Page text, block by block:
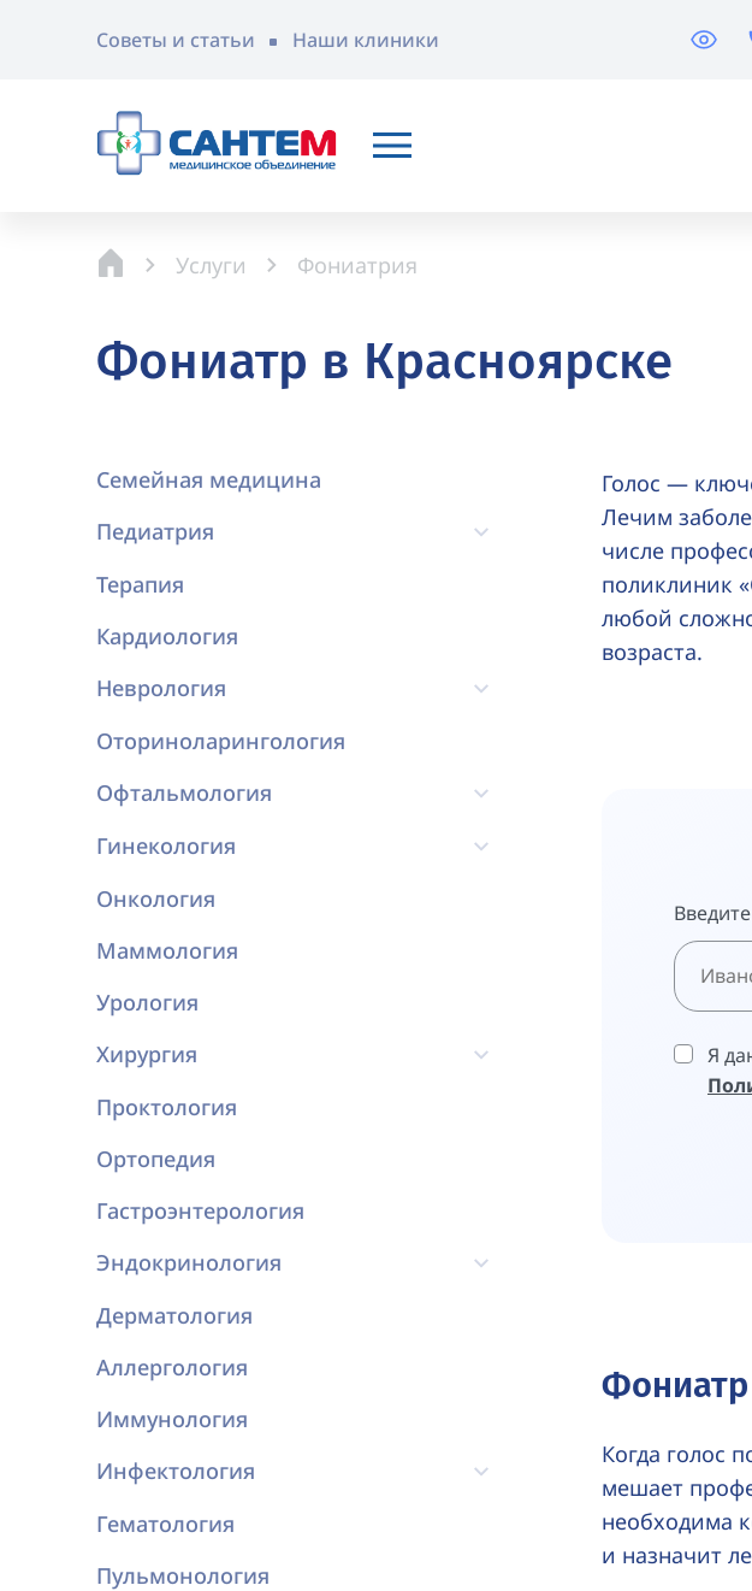
Советы и статьи Наши клиники
Услуги Фониатрия
Фониатр в Красноярске
Семейная медицина
Педиатрия
Терапия
Кардиология
Неврология
Оториноларингология
Офтальмология
Гинекология
Онкология
Маммология
Урология
Хирургия
Проктология
Ортопедия
Гастроэнтерология
Эндокринология
Дерматология
Аллергология
Иммунология
Инфектология
Гематология
Пульмонология
Голос —
Лечим
числе
поликлиник
любой
возраста.
Я
Фониатр
Когда голос
мешает
необходима
и назначит